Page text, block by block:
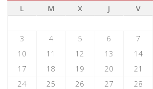
L
M X J V
3
4 5 6 7
10
11 12 13 14
17
18 19 20 21
24
25 26 27 28